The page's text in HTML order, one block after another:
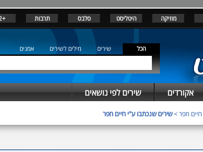
מוזיקה היטליסט סלבס תרבות +12
הכל שירים מילים לשירים אמנים
אקורדים שירים לפי נושאים
חיים חפר>שירים שנכתבו ע"י חיים חפר